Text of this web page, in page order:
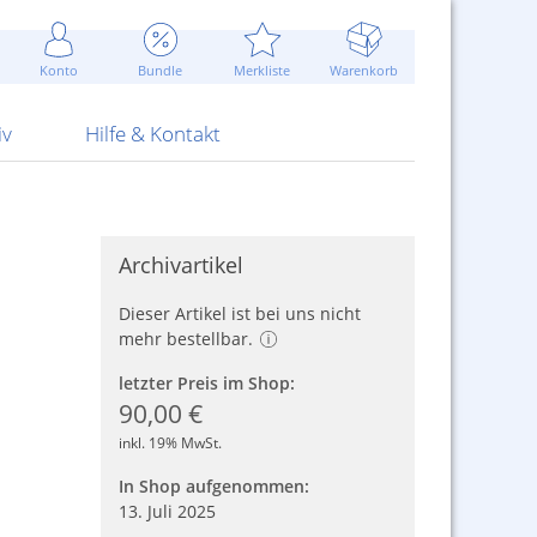
Konto Bundle Merkliste Warenkorb
Attrappen Blitzschnell...
Sommerpreise u.v.m.
ARS Pirotecnia
Hilfe & Kontakt
Kontaktformular
AGB
Archivartikel
Dieser Artikel ist bei uns nicht
mehr bestellbar.
letzter Preis im Shop:
90,00 €
inkl. 19% MwSt.
In Shop aufgenommen:
13. Juli 2025